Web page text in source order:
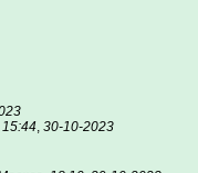
15:44, 30-10-2023